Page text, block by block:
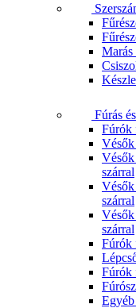
Marás
Fúrás
Fúrók
Vésők
Vésők
szárral
Vésők
szárral
Vésők
szárral
Fúrók
Fúrók